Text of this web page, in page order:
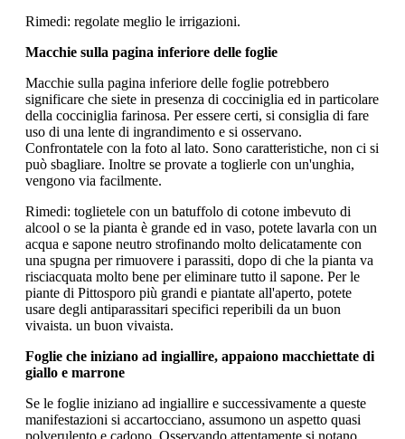
Rimedi: regolate meglio le irrigazioni.
Macchie sulla pagina inferiore delle foglie
Macchie sulla pagina inferiore delle foglie potrebbero
significare che siete in presenza di cocciniglia ed in particolare
della cocciniglia farinosa. Per essere certi, si consiglia di fare
uso di una lente di ingrandimento e si osservano.
Confrontatele con la foto al lato. Sono caratteristiche, non ci si
può sbagliare. Inoltre se provate a toglierle con un'unghia,
vengono via facilmente.
Rimedi: toglietele con un batuffolo di cotone imbevuto di
alcool o se la pianta è grande ed in vaso, potete lavarla con un
acqua e sapone neutro strofinando molto delicatamente con
una spugna per rimuovere i parassiti, dopo di che la pianta va
risciacquata molto bene per eliminare tutto il sapone. Per le
piante di Pittosporo più grandi e piantate all'aperto, potete
usare degli antiparassitari specifici reperibili da un buon
vivaista. un buon vivaista.
Foglie che iniziano ad ingiallire, appaiono macchiettate di
giallo e marrone
Se le foglie iniziano ad ingiallire e successivamente a queste
manifestazioni si accartocciano, assumono un aspetto quasi